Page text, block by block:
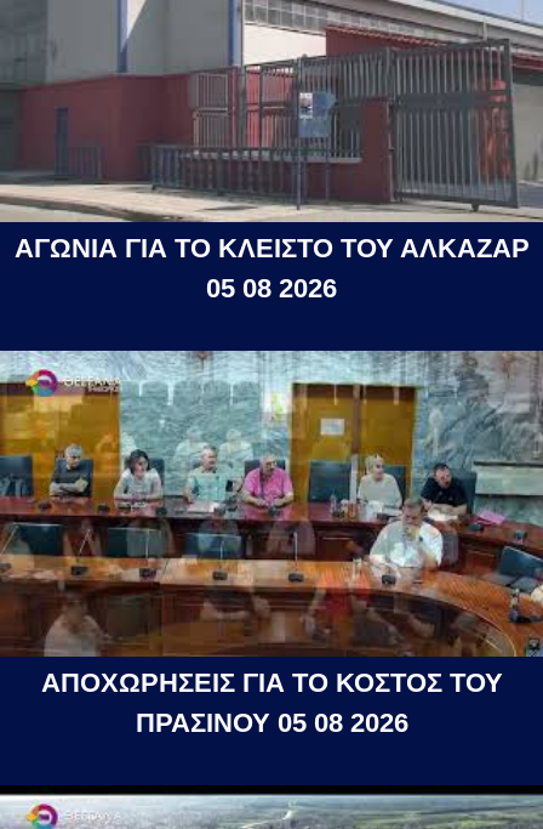
ΑΓΩΝΙΑ ΓΙΑ ΤΟ ΚΛΕΙΣΤΟ ΤΟΥ ΑΛΚΑΖΑΡ
05 08 2026
ΑΠΟΧΩΡΗΣΕΙΣ ΓΙΑ ΤΟ ΚΟΣΤΟΣ ΤΟΥ
ΠΡΑΣΙΝΟΥ 05 08 2026